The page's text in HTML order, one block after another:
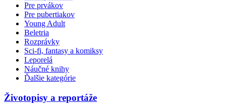
Pre prvákov
Pre pubertiakov
Young Adult
Beletria
Rozprávky
Sci-fi, fantasy a komiksy
Leporelá
Náučné knihy
Ďalšie kategórie
Životopisy a reportáže